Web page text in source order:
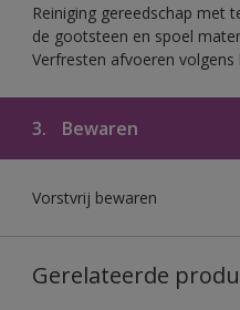
Reiniging gereedschap met
de gootsteen en spoel
Verfresten afvoeren volgens
3. Bewaren
Vorstvrij bewaren
Gerelateerde